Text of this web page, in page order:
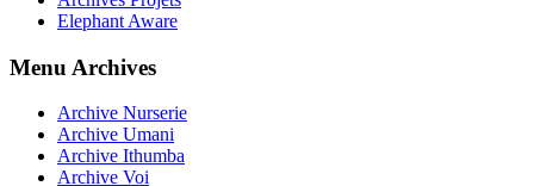
Elephant Aware
Menu Archives
Archive Nurserie
Archive Umani
Archive Ithumba
Archive Voi